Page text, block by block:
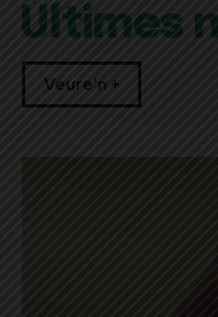
Últimes
Veure'n +